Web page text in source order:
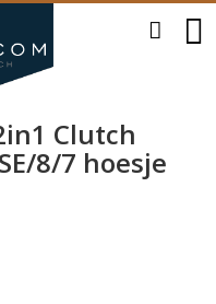
Clutch
8/7 hoesje